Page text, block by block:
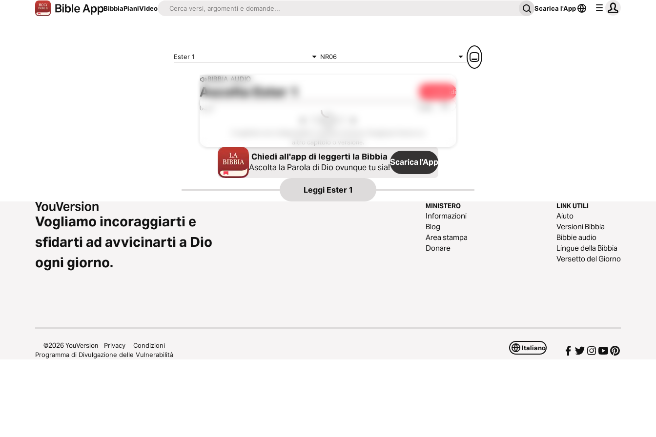
BibbiaPianiVideo Scarica l'App
Ester 1 NR06
BIBBIA AUDIO
AscoltaEster 1 Condividi
0:00 1x
altro capitolo o versione.
Chiedi all'app di leggerti la Bibbia
Ascolta la Parola di Dio ovunque tu sia!Scarica l'App
Leggi Ester 1
Vogliamo incoraggiarti e
sfidarti ad avvicinarti a Dio
ogni giorno.
MINISTERO
Informazioni
Blog
Area stampa
Donare
LINK UTILI
Aiuto
Versioni Bibbia
Bibbie audio
Lingue della Bibbia
Versetto del Giorno
Italiano
©2026YouVersion Privacy
Condizioni
Programma di Divulgazione delle Vulnerabilità